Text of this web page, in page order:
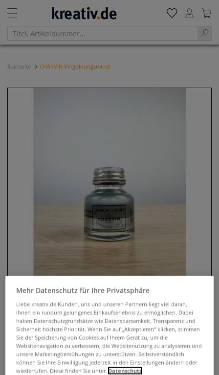
Startseite CHARVIN Vergoldungsmittel
CHARVIN Vergoldungsmittel
0 Bewertungen
Flüssiges CHARVIN Vergoldungsmittel im 30-ml-Gebinde für
Mehr Datenschutz für Ihre Privatsphäre
Liebe kreativ.de Kunden, uns und unseren Partnern liegt viel daran,
Ihnen ein rundum gelungenes Einkaufserlebnis zu ermöglichen. Dabei
haben Datenschutzgrundsätze wie Datensparsamkeit, Transparenz und
Sicherheit höchste Priorität. Wenn Sie auf „Akzeptieren“ klicken, stimmen
Sie der Speicherung von Cookies auf Ihrem Gerät zu, um die
Websitenavigation zu verbessern, die Websitenutzung zu analysieren und
unsere Marketingbemühungen zu unterstützen. Selbstverständlich
können Sie Ihre Einwilligung jederzeit in den Einstellungen ändern oder
wiederrufen. Diese finden Sie unter Datenschutz